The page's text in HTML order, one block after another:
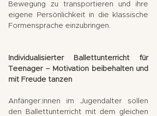
Bewegung zu transportieren und ihre
eigene Persönlichkeit in die klassische
Formensprache einzubringen.
Individualisierter Ballettunterricht für
Teenager – Motivation beibehalten und
mit Freude tanzen
Anfänger:innen im Jugendalter sollen
den Ballettunterricht mit dem gleichen